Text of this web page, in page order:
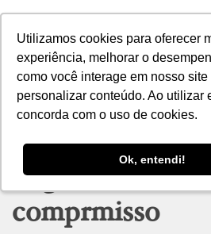
Utilizamos cookies para oferecer
experiência, melhorar o
como você interage em nosso site
personalizar conteúdo. Ao utilizar
concorda com o uso de cookies.
Ok, entendi!
Utilizamos cookies para oferecer
experiência, melhorar o
como você interage em nosso site
personalizar conteúdo. Ao utilizar
concorda com o uso de cookies.
Ok, entendi!
MENU
Tag archive:
comprmisso